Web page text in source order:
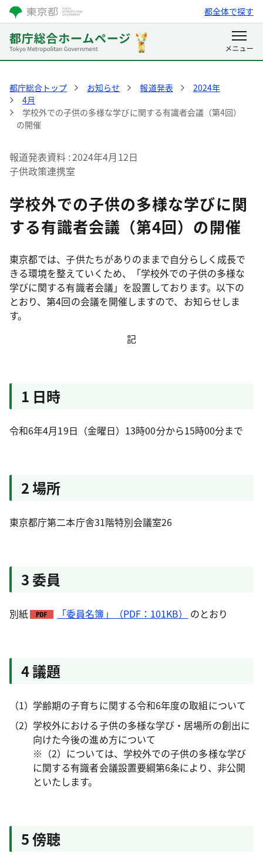
都全体で探す
都庁総合トップ お知らせ 報道発表
2024年
4月
学校外での子供の多様な学びに関する有識者会議（第4回）
の開催
報道発表資料 2024年4月12日
子供政策連携室
学校外での子供の多様な学びに関
する有識者会議（第4回）の開催
東京都では、子供たちがありのままで自分らしく成長で
きる環境を整えていくため、「学校外での子供の多様な
学びに関する有識者会議」を設置しております。以下の
とおり、第4回の会議を開催しますので、お知らせしま
す。
記
1 日時
令和6年4月19日（金曜日）13時00分から15時00分まで
2 場所
東京都庁第二本庁舎31階特別会議室26
3 委員
別紙 「委員名簿」（PDF：101KB） のとおり
4 議題
学齢期の子育ちに関する令和6年度の取組について
学校外における子供の多様な学び・居場所の創出に
向けた今後の進め方について
※（2）については、学校外での子供の多様な学び
に関する有識者会議設置要綱第6条により、非公開
といたします。
5 傍聴